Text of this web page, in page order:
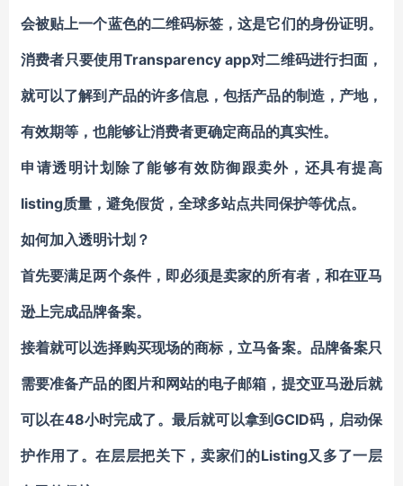
会被贴上一个蓝色的二维码标签 ，这是它们的身份证明。
消费者只要使用Transparency app对二维码进行扫面，
就可以了解到产品的许多信息，包括产品的制造，产地，
有效期等，也能够让消费者更确定商品的真实性。
申请透明计划除了能够有效防御跟卖外，还具有提高
listing质量，避免假货，全球多站点共同保护等优点。
如何加入透明计划？
首先要满足两个条件，即必须是卖家的所有者，和在亚马
逊上完成品牌备案。
接着就可以选择购买现场的商标，立马备案。品牌备案只
需要准备产品的图片和网站的电子邮箱，提交亚马逊后就
可以在48小时完成了。最后就可以拿到GCID码，启动保
护作用了。在层层把关下，卖家们的Listing又多了一层